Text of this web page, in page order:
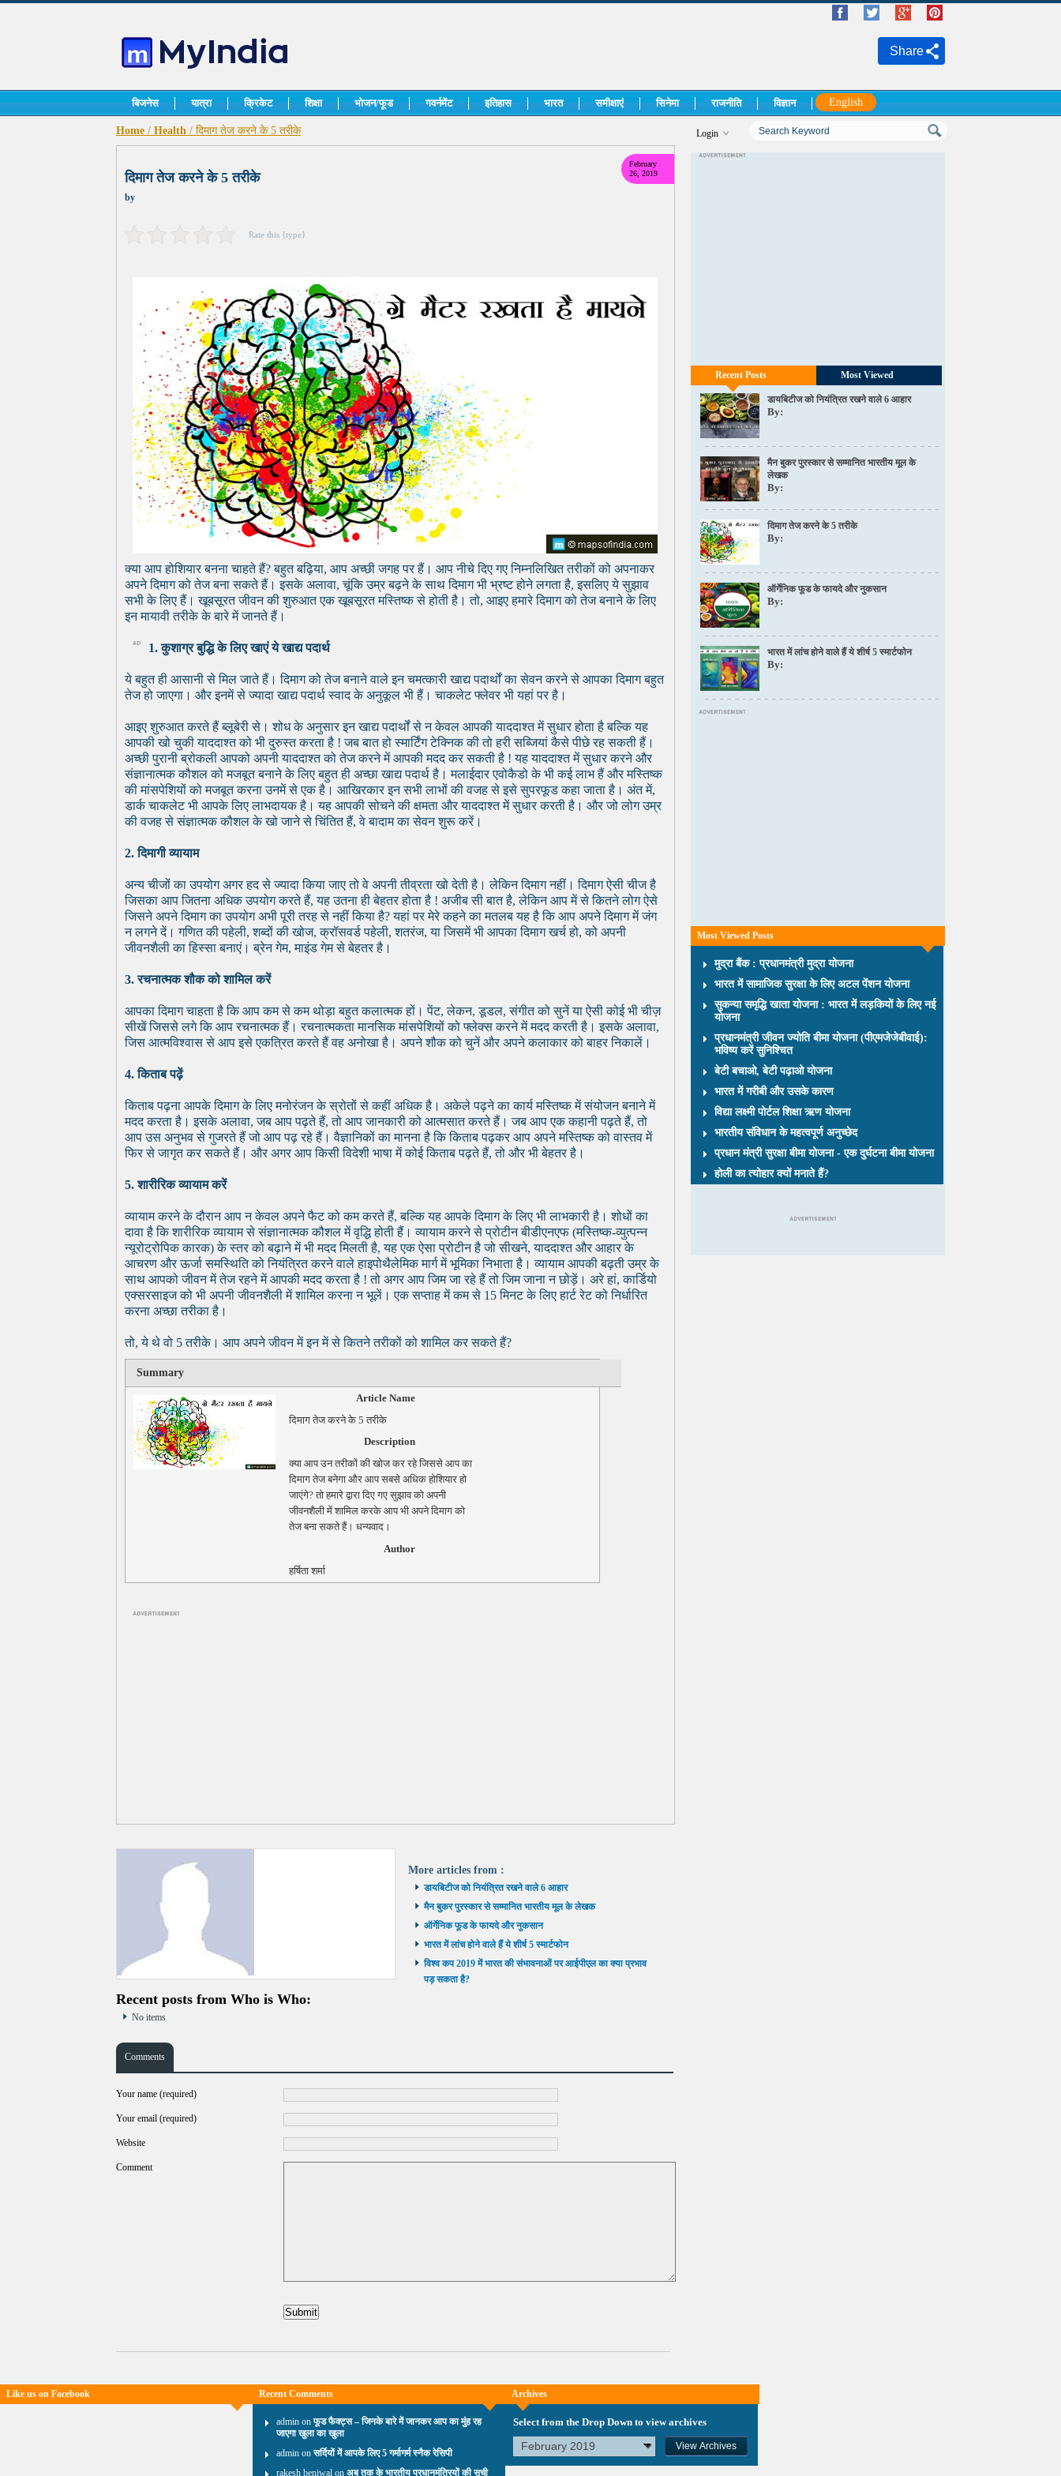
Share
बिजनेस यात्रा क्रिकेट शिक्षा भोजन/फूड गवर्नमेंट इतिहास भारत समीक्षाएं सिनेमा राजनीति विज्ञान English
Home / Health / दिमाग तेज करने के 5 तरीके
दिमाग तेज करने के 5 तरीके
February
26, 2019
by
Rate this {type}
क्या आप होशियार बनना चाहते हैं? बहुत बढ़िया, आप अच्छी जगह पर हैं। आप नीचे दिए गए निम्नलिखित तरीकों को अपनाकर
अपने दिमाग को तेज बना सकते हैं। इसके अलावा, चूंकि उम्र बढ़ने के साथ दिमाग भी भ्रष्ट होने लगता है, इसलिए ये सुझाव
सभी के लिए हैं। खूबसूरत जीवन की शुरुआत एक खूबसूरत मस्तिष्क से होती है। तो, आइए हमारे दिमाग को तेज बनाने के लिए
इन मायावी तरीके के बारे में जानते हैं।
1. कुशाग्र बुद्धि के लिए खाएं ये खाद्य पदार्थ
ये बहुत ही आसानी से मिल जाते हैं। दिमाग को तेज बनाने वाले इन चमत्कारी खाद्य पदार्थों का सेवन करने से आपका दिमाग बहुत
तेज हो जाएगा। और इनमें से ज्यादा खाद्य पदार्थ स्वाद के अनुकूल भी हैं। चाकलेट फ्लेवर भी यहां पर है।
आइए शुरुआत करते हैं ब्लूबेरी से। शोध के अनुसार इन खाद्य पदार्थों से न केवल आपकी याददाश्त में सुधार होता है बल्कि यह
आपकी खो चुकी याददाश्त को भी दुरुस्त करता है ! जब बात हो स्मार्टिंग टेक्निक की तो हरी सब्जियां कैसे पीछे रह सकती हैं।
अच्छी पुरानी ब्रोकली आपको अपनी याददाश्त को तेज करने में आपकी मदद कर सकती है ! यह याददाश्त में सुधार करने और
संज्ञानात्मक कौशल को मजबूत बनाने के लिए बहुत ही अच्छा खाद्य पदार्थ है। मलाईदार एवोकैडो के भी कई लाभ हैं और मस्तिष्क
की मांसपेशियों को मजबूत करना उनमें से एक है। आखिरकार इन सभी लाभों की वजह से इसे सुपरफूड कहा जाता है। अंत में,
डार्क चाकलेट भी आपके लिए लाभदायक है। यह आपकी सोचने की क्षमता और याददाश्त में सुधार करती है। और जो लोग उम्र
की वजह से संज्ञात्मक कौशल के खो जाने से चिंतित हैं, वे बादाम का सेवन शुरू करें।
2. दिमागी व्यायाम
अन्य चीजों का उपयोग अगर हद से ज्यादा किया जाए तो वे अपनी तीव्रता खो देती है। लेकिन दिमाग नहीं। दिमाग ऐसी चीज है
जिसका आप जितना अधिक उपयोग करते हैं, यह उतना ही बेहतर होता है ! अजीब सी बात है, लेकिन आप में से कितने लोग ऐसे
जिसने अपने दिमाग का उपयोग अभी पूरी तरह से नहीं किया है? यहां पर मेरे कहने का मतलब यह है कि आप अपने दिमाग में जंग
न लगने दें। गणित की पहेली, शब्दों की खोज, क्रॉसवर्ड पहेली, शतरंज, या जिसमें भी आपका दिमाग खर्च हो, को अपनी
जीवनशैली का हिस्सा बनाएं। ब्रेन गेम, माइंड गेम से बेहतर है।
3. रचनात्मक शौक को शामिल करें
आपका दिमाग चाहता है कि आप कम से कम थोड़ा बहुत कलात्मक हों। पेंट, लेकन, डूडल, संगीत को सुनें या ऐसी कोई भी चीज़
सीखें जिससे लगे कि आप रचनात्मक हैं। रचनात्मकता मानसिक मांसपेशियों को फ्लेक्स करने में मदद करती है। इसके अलावा,
जिस आत्मविश्वास से आप इसे एकत्रित करते हैं वह अनोखा है। अपने शौक को चुनें और अपने कलाकार को बाहर निकालें।
4. किताब पढ़ें
किताब पढ़ना आपके दिमाग के लिए मनोरंजन के स्रोतों से कहीं अधिक है। अकेले पढ़ने का कार्य मस्तिष्क में संयोजन बनाने में
मदद करता है। इसके अलावा, जब आप पढ़ते हैं, तो आप जानकारी को आत्मसात करते हैं। जब आप एक कहानी पढ़ते हैं, तो
आप उस अनुभव से गुजरते हैं जो आप पढ़ रहे हैं। वैज्ञानिकों का मानना है कि किताब पढ़कर आप अपने मस्तिष्क को वास्तव में
फिर से जागृत कर सकते हैं। और अगर आप किसी विदेशी भाषा में कोई किताब पढ़ते हैं, तो और भी बेहतर है।
5.शारीरिकव्यायाम करें
व्यायाम करने के दौरान आप न केवल अपने फैट को कम करते हैं, बल्कि यह आपके दिमाग के लिए भी लाभकारी है। शोधों का
दावा है कि शारीरिक व्यायाम से संज्ञानात्मक कौशल में वृद्धि होती हैं। व्यायाम करने से प्रोटीन बीडीएनएफ (मस्तिष्क-व्युत्पन्न
न्यूरोट्रोपिक कारक) के स्तर को बढ़ाने में भी मदद मिलती है, यह एक ऐसा प्रोटीन है जो सीखने, याददाश्त और आहार के
आचरण और ऊर्जा समस्थिति को नियंत्रित करने वाले हाइपोथैलेमिक मार्ग में भूमिका निभाता है। व्यायाम आपकी बढ़ती उम्र के
साथ आपको जीवन में तेज रहने में आपकी मदद करता है ! तो अगर आप जिम जा रहे हैं तो जिम जाना न छोड़ें। अरे हां, कार्डियो
एक्‍सरसाइज को भी अपनी जीवनशैली में शामिल करना न भूलें। एक सप्ताह में कम से 15 मिनट के लिए हार्ट रेट को निर्धारित
करना अच्छा तरीका है।
तो, ये थे वो 5 तरीके। आप अपने जीवन में इन में से कितने तरीकों को शामिल कर सकते हैं?
Summary
Article Name
दिमाग तेज करने के 5 तरीके
Description
क्या आप उन तरीकों की खोज कर रहे जिससे आप का
दिमाग तेज बनेगा और आप सबसे अधिक होशियार हो
जाएंगे? तो हमारे द्वारा दिए गए सुझाव को अपनी
जीवनशैली में शामिल करके आप भी अपने दिमाग को
तेज बना सकते हैं। धन्यवाद।
Author
हर्षिता शर्मा
More articles from :
डायबिटीज को नियंत्रित रखने वाले 6 आहार
मैन बुकर पुरस्कार से सम्मानित भारतीय मूल के लेखक
ऑर्गेनिक फूड के फायदे और नुकसान
भारत में लांच होने वाले हैं ये शीर्ष 5 स्मार्टफोन
विश्व कप 2019 में भारत की संभावनाओं पर आईपीएल का क्या प्रभाव
पड़ सकता है?
Recent posts from Who is Who:
No items
Comments
Your name (required)
Your email (required)
Website
Comment
Login
Recent Posts Most Viewed
डायबिटीज को नियंत्रित रखने वाले 6 आहार
By:
मैन बुकर पुरस्कार से सम्मानित भारतीय मूल के
लेखक
By:
दिमाग तेज करने के 5 तरीके
By:
ऑर्गेनिक फूड के फायदे और नुकसान
By:
भारत में लांच होने वाले हैं ये शीर्ष 5 स्मार्टफोन
By:
Most Viewed Posts
मुद्रा बैंक : प्रधानमंत्री मुद्रा योजना
भारत में सामाजिक सुरक्षा के लिए अटल पेंशन योजना
सुकन्या समृद्धि खाता योजना : भारत में लड़कियों के लिए नई
योजना
प्रधानमंत्री जीवन ज्योति बीमा योजना (पीएमजेजेबीवाई):
भविष्य करें सुनिश्चित
बेटी बचाओ, बेटी पढ़ाओ योजना
भारत में गरीबी और उसके कारण
विद्या लक्ष्मी पोर्टल शिक्षा ऋण योजना
भारतीय संविधान के महत्वपूर्ण अनुच्छेद
प्रधान मंत्री सुरक्षा बीमा योजना - एक दुर्घटना बीमा योजना
होली का त्योहार क्यों मनाते हैं?
Like us on Facebook Recent Comments
admin onफूड फैक्ट्स – जिनके बारे में जानकर आप का मुंह रह
जाएगा खुला का खुला
admin onसर्दियों में आपके लिए 5 गर्मागर्म स्नैक रेसिपी
rakesh beniwal on अब तक के भारतीय प्रधानमंत्रियों की सूची
Archives
Select from the Drop Down to view archives